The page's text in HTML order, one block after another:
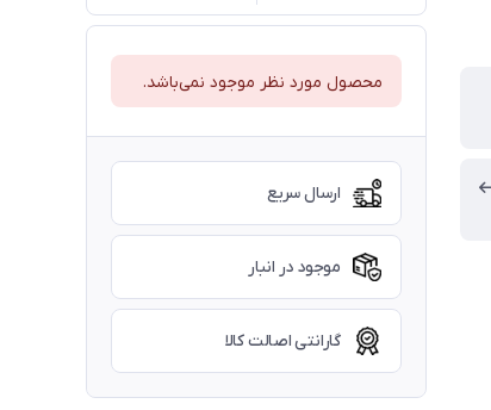
محصول مورد نظر موجود نمی‌باشد.
ارسال سریع
موجود در انبار
گارانتی اصالت کالا